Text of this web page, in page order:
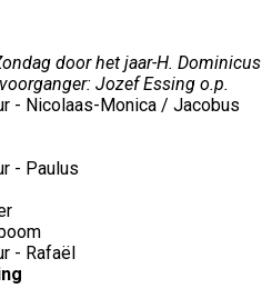
door het jaar-H. Dominicus
Jozef Essing o.p.
- Nicolaas-Monica / Jacobus
- Paulus
- Rafaël